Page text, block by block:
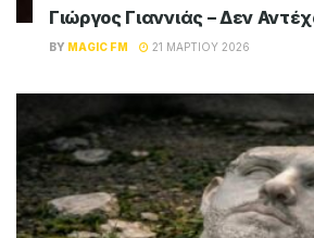
Γιώργος Γιαννιάς – Δεν
BY MAGIC FM 21 ΜΑΡΤΊΟΥ 2026